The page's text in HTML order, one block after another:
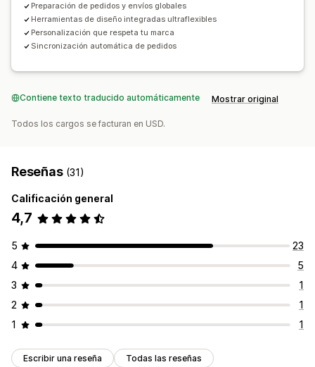
Preparación de pedidos y envíos globales
Herramientas de diseño integradas ultraflexibles
Personalización que respeta tu marca
Sincronización automática de pedidos
Contiene texto traducido automáticamente Mostrar original
Todos los cargos se facturan en USD.
Reseñas (31)
Calificación general
4,7
5
23
4
5
3
1
2
1
1
1
Escribir una reseña Todas las reseñas